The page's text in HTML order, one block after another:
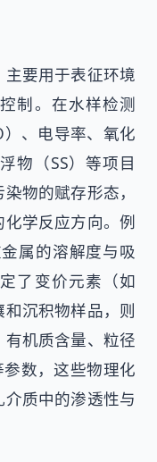
要用于表征环境
制。在水样检测
、电导率、氧化
物（SS）等项目
物的赋存形态，
学反应方向。例
属的溶解度与吸
了变价元素（如
沉积物样品，则
机质含量、粒径
数，这些物理化
质中的渗透性与